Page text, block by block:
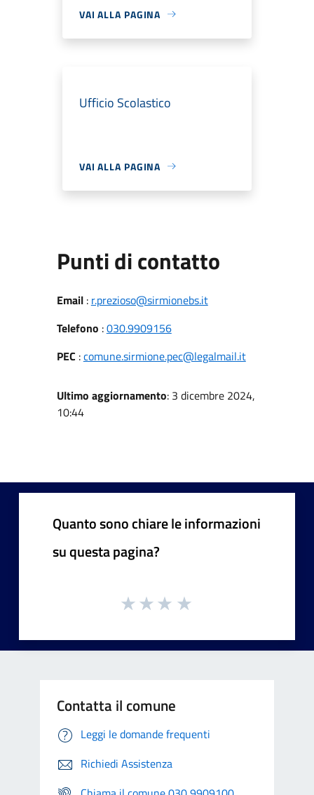
VAI ALLA PAGINA
Ufficio Scolastico
VAI ALLA PAGINA
Punti di contatto
Email: r.prezioso@sirmionebs.it
Telefono :030.9909156
PEC :comune.sirmione.pec@legalmail.it
Ultimo aggiornamento: 3 dicembre 2024,
10:44
Quanto sono chiare le informazioni
su questa pagina?
Contatta il comune
Leggi le domande frequenti
Richiedi Assistenza